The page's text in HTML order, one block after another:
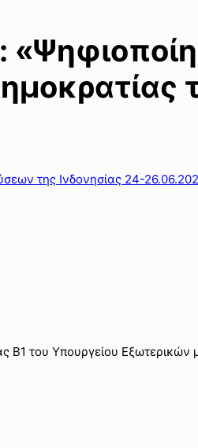
της Ινδονησίας 24-
Β1 του Υπουργείου Εξωτερικών